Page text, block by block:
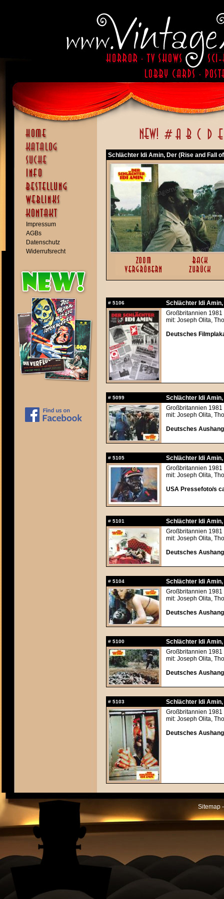
Impressum
AGBs
Datenschutz
Widerrufsrecht
Schlächter Idi Amin, Der (Rise and Fall
# 5106
Schlächter Idi
Großbritannien
mit: Joseph Olita,
Deutsches
# 5099
Schlächter Idi
Großbritannien
mit: Joseph Olita,
Deutsches
# 5105
Schlächter Idi
Großbritannien
mit: Joseph Olita,
USA Pressefoto/s
# 5101
Schlächter Idi
Großbritannien
mit: Joseph Olita,
Deutsches
# 5104
Schlächter Idi
Großbritannien
mit: Joseph Olita,
Deutsches
# 5100
Schlächter Idi
Großbritannien
mit: Joseph Olita,
Deutsches
# 5103
Schlächter Idi
Großbritannien
mit: Joseph Olita,
Deutsches
Sitemap